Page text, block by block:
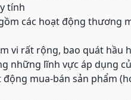
tính
các hoạt động
vi rất rộng, bao quát hầu
những lĩnh vực áp dụng
mua-bán sản phẩm